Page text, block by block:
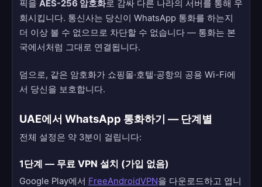
픽을 AES-256 암호화로 감싸 다른 나라의 서버를 통해 우
회시킵니다. 통신사는 당신이 WhatsApp 통화를 하는지
더 이상 볼 수 없으므로 차단할 수 없습니다 — 통화는 본
국에서처럼 그대로 연결됩니다.
덤으로, 같은 암호화가 쇼핑몰·호텔·공항의 공용 Wi-Fi에
서 당신을 보호합니다.
UAE에서 WhatsApp 통화하기 — 단계별
전체 설정은 약 3분이 걸립니다:
1단계 — 무료 VPN 설치 (가입 없음)
Google Play에서 FreeAndroidVPN을 다운로드하고 엽니